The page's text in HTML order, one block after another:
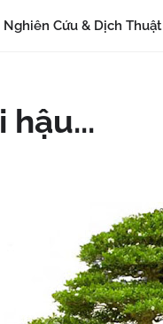
Nghiên Cứu & Dịch Thuật
hậu...